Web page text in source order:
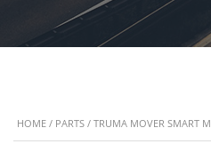
HOME / PARTS / TRUMA MOVER SMART M